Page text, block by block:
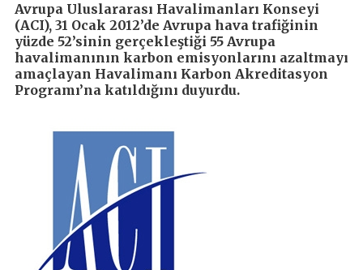
Avrupa Uluslararası Havalimanları Konseyi
(ACI), 31 Ocak 2012’de Avrupa hava trafiğinin
yüzde 52’sinin gerçekleştiği 55 Avrupa
havalimanının karbon emisyonlarını azaltmayı
amaçlayan Havalimanı Karbon Akreditasyon
Programı’na katıldığını duyurdu.